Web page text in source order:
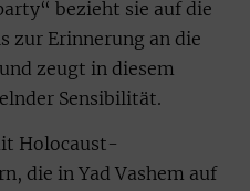
bezieht sie auf die
zur Erinnerung an die
zeugt in diesem
Sensibilität.
Holocaust-
die in Yad Vashem auf